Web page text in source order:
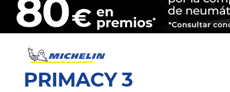
PRIMACY 3